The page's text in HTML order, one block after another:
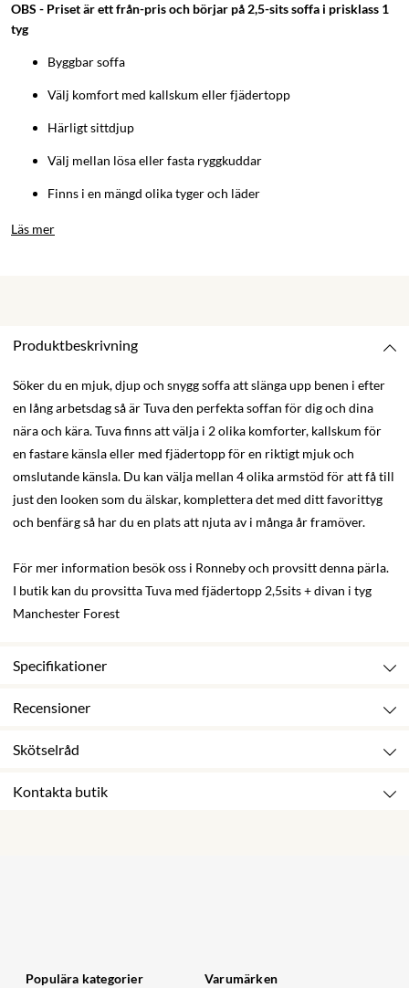
OBS - Priset är ett från-pris och börjar på 2,5-sits soffa i prisklass 1
tyg
Byggbar soffa
Välj komfort med kallskum eller fjädertopp
Härligt sittdjup
Välj mellan lösa eller fasta ryggkuddar
Finns i en mängd olika tyger och läder
Läs mer
Produktbeskrivning
Söker du en mjuk, djup och snygg soffa att slänga upp benen i efter
en lång arbetsdag så är Tuva den perfekta soffan för dig och dina
nära och kära. Tuva finns att välja i 2 olika komforter, kallskum för
en fastare känsla eller med fjädertopp för en riktigt mjuk och
omslutande känsla. Du kan välja mellan 4 olika armstöd för att få till
just den looken som du älskar, komplettera det med ditt favorittyg
och benfärg så har du en plats att njuta av i många år framöver.
För mer information besök oss i Ronneby och provsitt denna pärla.
I butik kan du provsitta Tuva med fjädertopp 2,5sits + divan i tyg
Manchester Forest
Specifikationer
Recensioner
Skötselråd
Kontakta butik
Populära kategorier Varumärken